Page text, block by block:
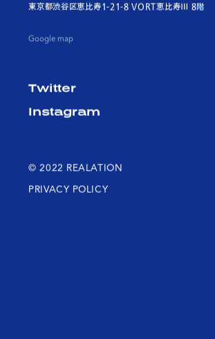
東京都渋谷区恵比寿1-21-8 VORT恵比寿Ⅲ 8階
Google map
Twitter
Instagram
© 2022 REALATION
PRIVACY POLICY